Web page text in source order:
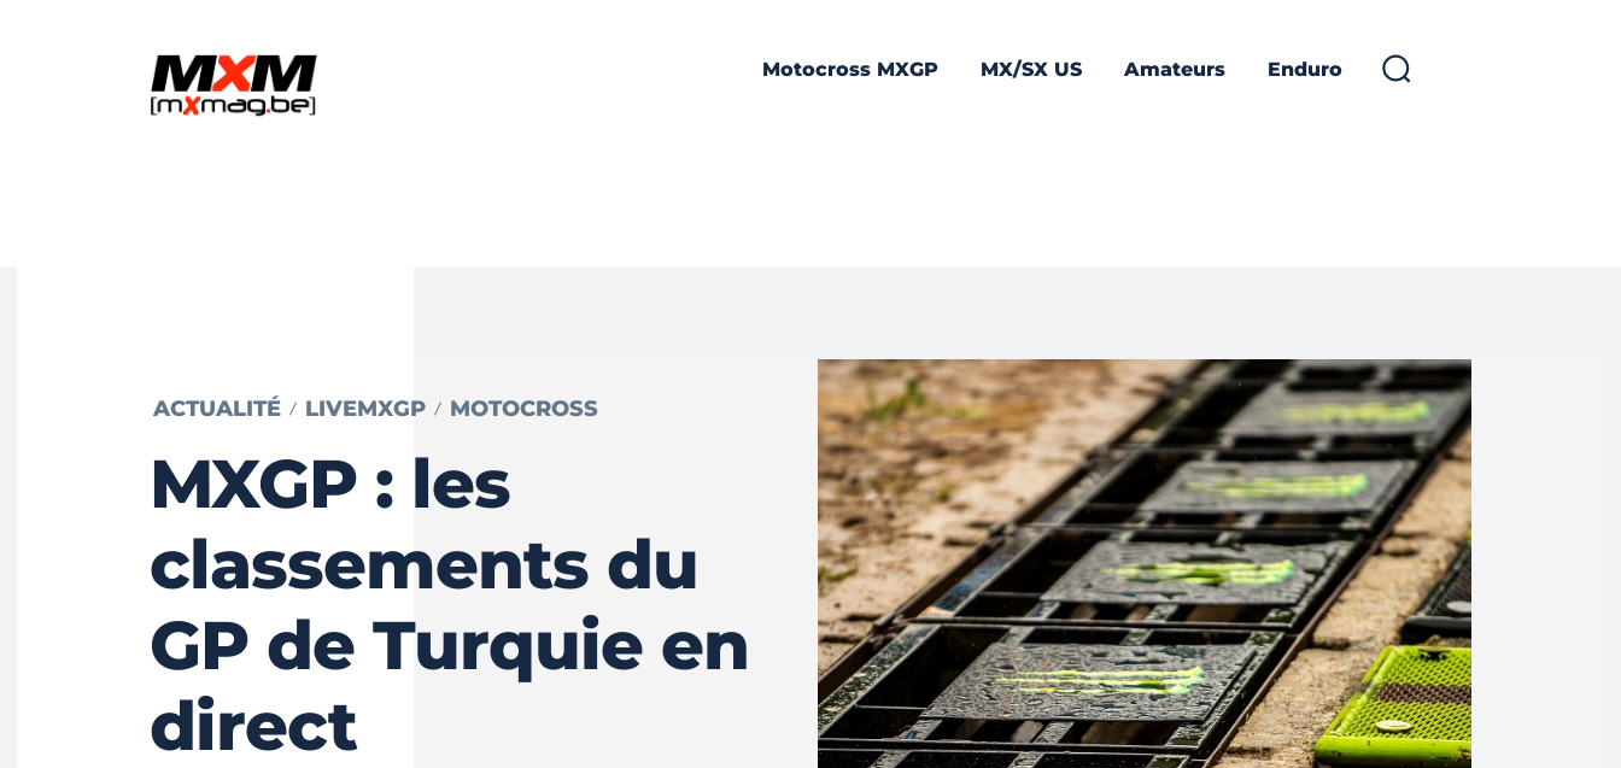
Motocross MXGP MX/SX US Amateurs Enduro
ACTUALITÉ LIVEMXGP MOTOCROSS
MXGP : les
classements du
GP de Turquie en
direct